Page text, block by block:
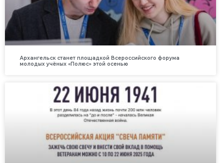
Архангельск станет площадкой Всероссийского форума
молодых учёных «Полюс» этой осенью